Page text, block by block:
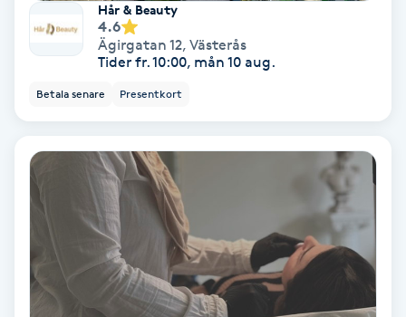
Slingor
Spa
Spa manikyr & pedikyr
Spa-manikyr
Spa-pedikyr
Hår & Beauty
4.6
Ägirgatan 12, Västerås
Tider fr. 10:00, mån 10 aug.
Betala senare Presentkort